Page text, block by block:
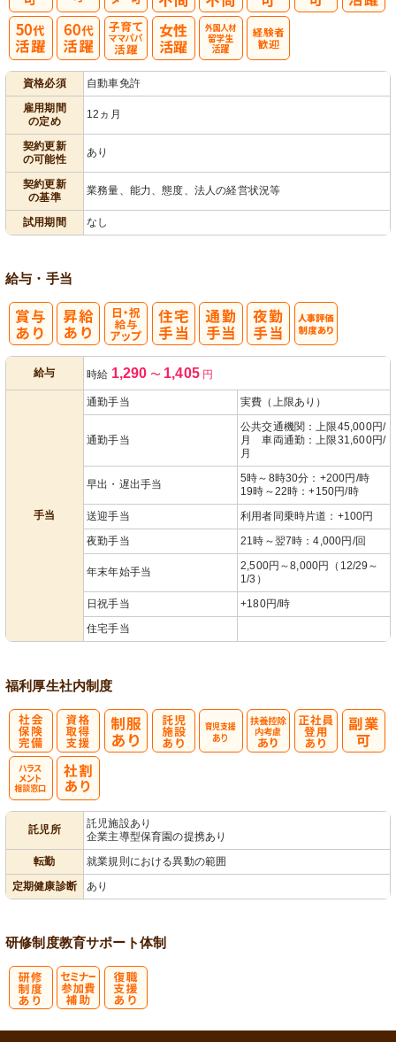
資格必須
自動車免許
雇用期間
の定め
12ヵ月
契約更新
の可能性
あり
契約更新
の基準
業務量、能力、態度、法人の経営状況等
試用期間 なし
給与・手当
給与 時給 1,290 〜 1,405円
手当
通勤手当 実費（上限あり）
通勤手当
公共交通機関：上限45,000円/
月 車両通勤：上限31,600円/
月
早出・遅出手当
5時～8時30分：+200円/時
19時～22時：+150円/時
送迎手当
利用者同乗時片道：+100円
夜勤手当
21時～翌7時：4,000円/回
年末年始手当
2,500円～8,000円（12/29～
1/3）
日祝手当
+180円/時
住宅手当
福利厚生社内制度
託児所
託児施設あり
企業主導型保育園の提携あり
転勤
就業規則における異動の範囲
定期健康診断
あり
研修制度教育サポート体制